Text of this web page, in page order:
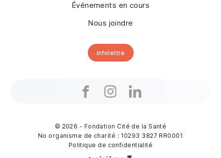
Événements en cours
Nous joindre
Infolettre
© 2026 - Fondation Cité de la Santé
No organisme de charité : 10293 3827 RR0001
Politique de confidentialité